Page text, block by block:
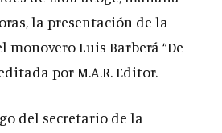
la presentación de la
Luis Barberá “De
por M.A.R. Editor.
del secretario de la